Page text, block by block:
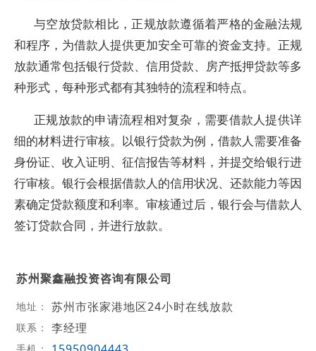
与空放贷款相比，正规放款遵循着严格的金融法规
和程序，为借款人提供更加安全可靠的资金支持。正规
放款通常包括银行贷款、信用贷款、房产抵押贷款等多
种形式，每种形式都有其独特的流程和特点。
正规放款的申请流程相对复杂，需要借款人提供详
细的材料进行审核。以银行贷款为例，借款人需要准备
身份证、收入证明、征信报告等材料，并提交给银行进
行审核。银行会根据借款人的信用状况、还款能力等因
素确定贷款额度和利率。审核通过后，银行会与借款人
签订贷款合同，并进行放款。
苏州聚鑫融投资咨询有限公司
地址： 苏州市张家港地区24小时在线放款
联系： 李经理
手机：